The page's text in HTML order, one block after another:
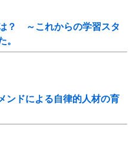
？ ～これからの学習スタ
。
ドによる自律的人材の育